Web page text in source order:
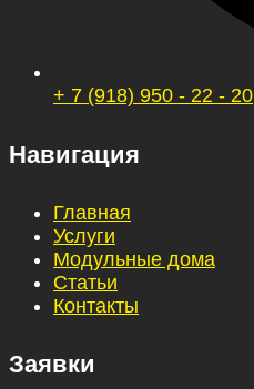
+ 7 (918) 950 - 22 - 20
Навигация
Главная
Услуги
Модульные дома
Статьи
Контакты
Заявки